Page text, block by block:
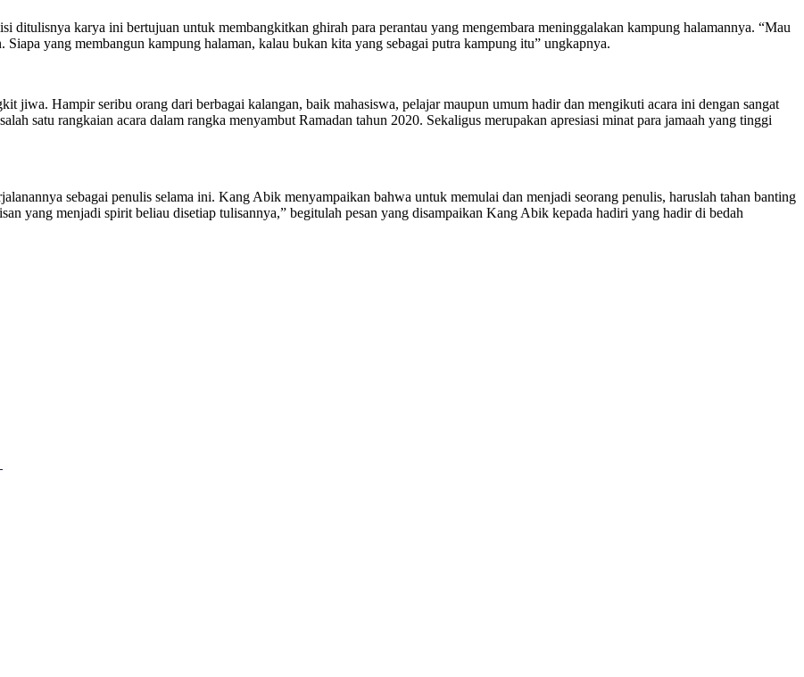
ditulisnya karya ini bertujuan untuk membangkitkan ghirah para perantau yang mengembara meninggalakan kampung halamannya. “Mau
yang membangun kampung halaman, kalau bukan kita yang sebagai putra kampung itu” ungkapnya.
jiwa. Hampir seribu orang dari berbagai kalangan, baik mahasiswa, pelajar maupun umum hadir dan mengikuti acara ini dengan sangat
satu rangkaian acara dalam rangka menyambut Ramadan tahun 2020. Sekaligus merupakan apresiasi minat para jamaah yang tinggi
sebagai penulis selama ini. Kang Abik menyampaikan bahwa untuk memulai dan menjadi seorang penulis, haruslah tahan banting
yang menjadi spirit beliau disetiap tulisannya,” begitulah pesan yang disampaikan Kang Abik kepada hadiri yang hadir di bedah